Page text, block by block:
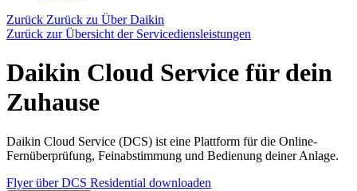
Zurück Zurück zu Über Daikin
Zurück zur Übersicht der Servicediensleistungen
Daikin Cloud Service für dein
Zuhause
Daikin Cloud Service (DCS) ist eine Plattform für die Online-
Fernüberprüfung, Feinabstimmung und Bedienung deiner Anlage.
Flyer über DCS Residential downloaden